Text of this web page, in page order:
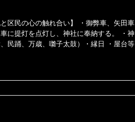
区民の心の触れ合い】 ・御弊車、矢田車
に提灯を点灯し、神社に奉納する。 ・神
民踊、万歳、囃子太鼓）・縁日 ・屋台等